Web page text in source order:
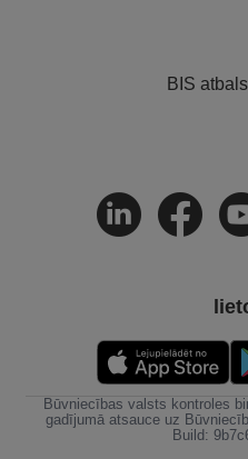
BIS
Būvniecības valsts kontroles
gadījumā atsauce uz
Build: